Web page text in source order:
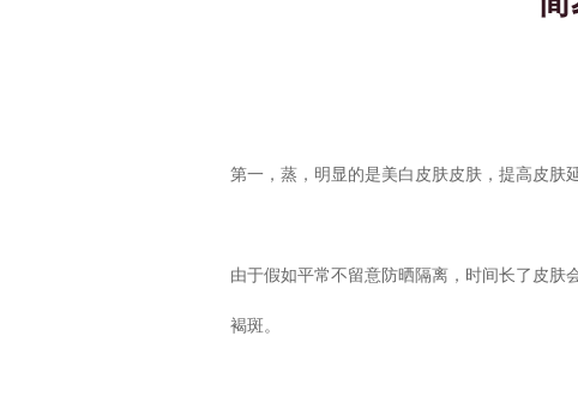
第一，蒸，明显的是美白皮肤皮肤，提高皮肤
由于假如平常不留意防晒隔离，时间长了皮
褐斑。